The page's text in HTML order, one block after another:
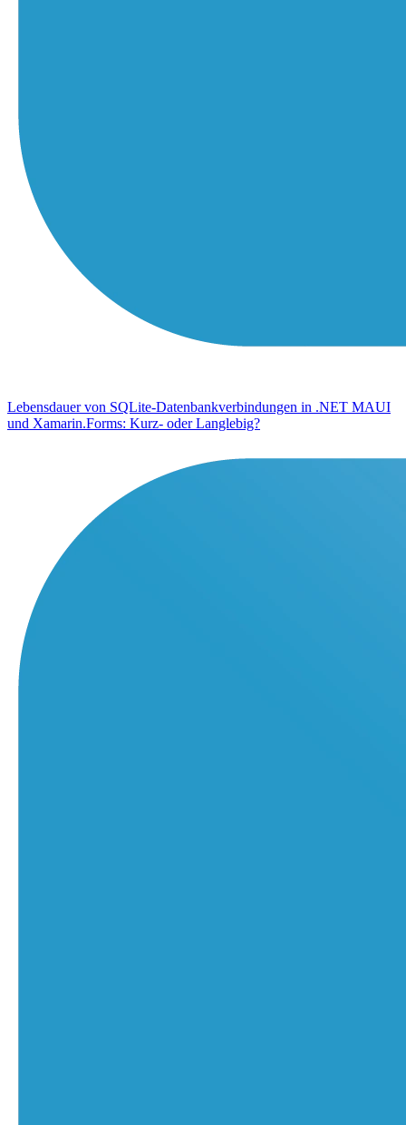
Lebensdauer von SQLite-Datenbankverbindungen in .NET MAUI
und Xamarin.Forms: Kurz- oder Langlebig?